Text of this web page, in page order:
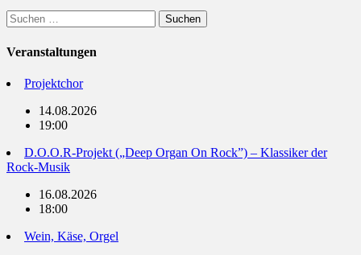
Suchen
nach:
Veranstaltungen
Projektchor
14.08.2026
19:00
D.O.O.R-Projekt („Deep Organ On Rock”) – Klassiker der
Rock-Musik
16.08.2026
18:00
Wein, Käse, Orgel